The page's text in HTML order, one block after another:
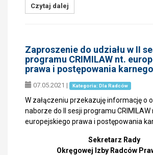
Czytaj dalej
Zaproszenie do udziału w II
programu CRIMILAW nt.
prawa i postępowania karnego
07.05.2021 | Kategoria: Dla Radców
W załączeniu przekazuję informację o
naborze do II sesji programu CRIMILAW
europejskiego prawa i postępowania
Sekretarz Rady
Okręgowej Izby Radców